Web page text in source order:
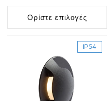
τιμή
Ορίστε επιλογές
IP54